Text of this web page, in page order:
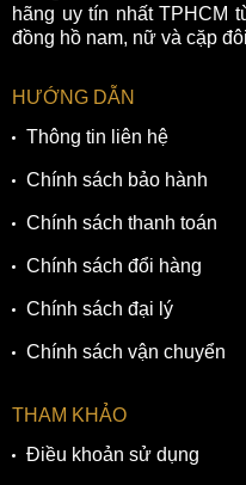
hãng uy tín nhất TPHCM
đồng hồ nam, nữ và cặp
HƯỚNG DẪN
Thông tin liên hệ
Chính sách bảo hành
Chính sách thanh toán
Chính sách đổi hàng
Chính sách đại lý
Chính sách vận chuyển
THAM KHẢO
Điều khoản sử dụng